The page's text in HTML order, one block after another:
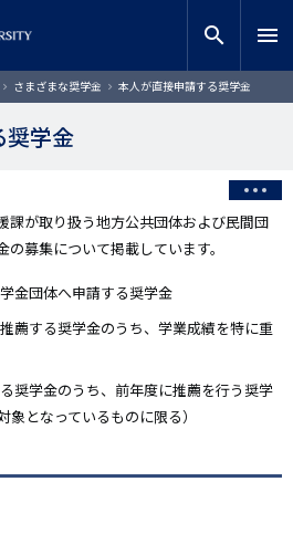
検索
検索
search menu
さまざまな奨学金 本人が直接申請する奨学金
奨学金
課が取り扱う地方公共団体および民間団
募集について掲載しています。
金団体へ申請する奨学金
薦する奨学金のうち、学業成績を特に重
奨学金のうち、前年度に推薦を行う奨学
となっているものに限る）